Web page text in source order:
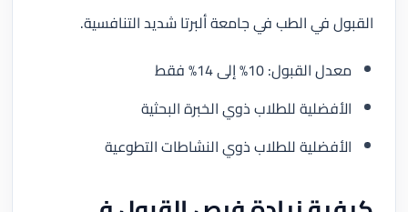
القبول في الطب في جامعة ألبرتا شديد التنافسية.
معدل القبول: 10% إلى 14% فقط
الأفضلية للطلاب ذوي الخبرة البحثية
الأفضلية للطلاب ذوي النشاطات التطوعية